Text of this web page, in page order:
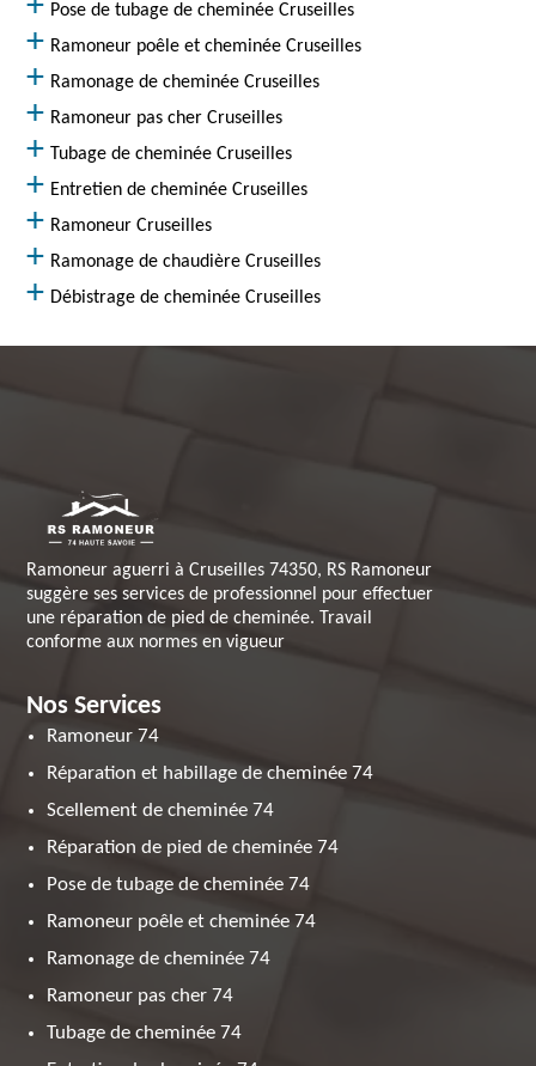
Pose de tubage de cheminée Cruseilles
Ramoneur poêle et cheminée Cruseilles
Ramonage de cheminée Cruseilles
Ramoneur pas cher Cruseilles
Tubage de cheminée Cruseilles
Entretien de cheminée Cruseilles
Ramoneur Cruseilles
Ramonage de chaudière Cruseilles
Débistrage de cheminée Cruseilles
Ramoneur aguerri à Cruseilles 74350, RS Ramoneur
suggère ses services de professionnel pour effectuer
une réparation de pied de cheminée. Travail
conforme aux normes en vigueur
Nos Services
Ramoneur 74
Réparation et habillage de cheminée 74
Scellement de cheminée 74
Réparation de pied de cheminée 74
Pose de tubage de cheminée 74
Ramoneur poêle et cheminée 74
Ramonage de cheminée 74
Ramoneur pas cher 74
Tubage de cheminée 74